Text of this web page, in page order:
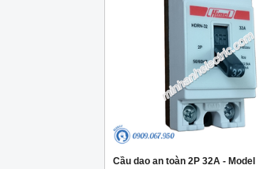
Cầu dao an toàn 2P 32A - Model